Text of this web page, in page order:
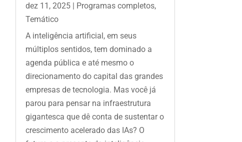
dez 11, 2025| Programas completos,
Temático
A inteligência artificial, em seus
múltiplos sentidos, tem dominado a
agenda pública e até mesmo o
direcionamento do capital das grandes
empresas de tecnologia. Mas você já
parou para pensar na infraestrutura
gigantesca que dê conta de sustentar o
crescimento acelerado das IAs? O